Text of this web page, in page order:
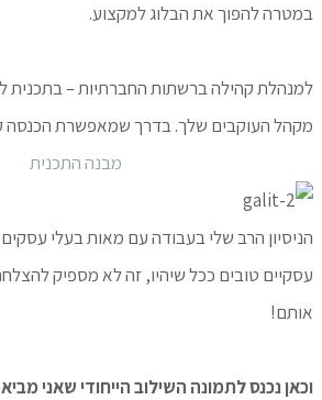
במטרה להפוך את הבלוג למקצוע.
למנהלת קהילה ברשתות החברתיות – בתכנית
מקהל העוקבים שלך. בדרך שמאפשרת הכנסה
מבנה התכנית
הניסיון הרב שלי בעבודה עם מאות בעלי
עסקיים טובים ככל שיהיו, זה לא מספיק
אותם!
וכאן נכנס לתמונה השילוב הייחודי שאני